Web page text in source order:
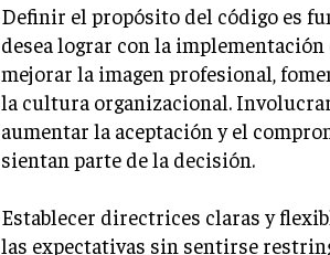
Definir el propósito del código es
desea lograr con la implementación
mejorar la imagen profesional,
la cultura organizacional.
aumentar la aceptación y el
sientan parte de la decisión.
Establecer directrices claras y
las expectativas sin sentirse